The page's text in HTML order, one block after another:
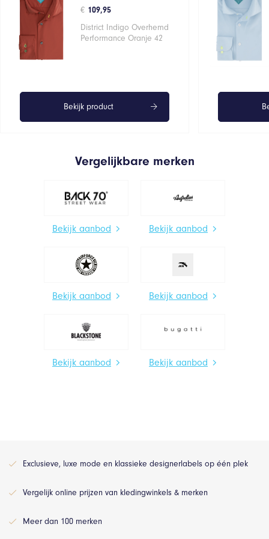
€ 109,95
District Indigo Overhemd
Performance Oranje 42
Bekijk product
Vergelijkbare merken
Bekijk aanbod Bekijk aanbod
Bekijk aanbod Bekijk aanbod
Bekijk aanbod Bekijk aanbod
Exclusieve, luxe mode en klassieke designerlabels op één plek
Vergelijk online prijzen van kledingwinkels & merken
Meer dan 100 merken